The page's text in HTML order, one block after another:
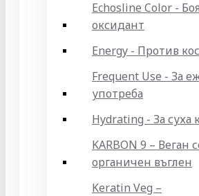
Echosline Color -
оксидант
Energy - Против
Frequent Use - За
употреба
Hydrating - За суха
KARBON 9 – Веган
органичен въглен
Keratin Veg –